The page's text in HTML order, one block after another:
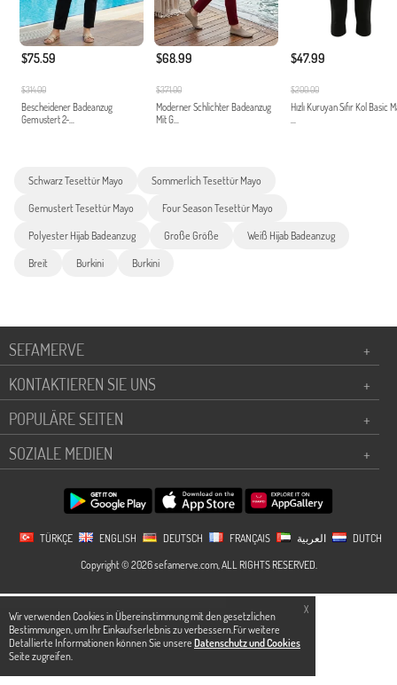
X
Wir verwenden Cookies in Übereinstimmung mit den gesetzlichen
Bestimmungen, um Ihr Einkaufserlebnis zu verbessern.Für weitere
Detallierte Informationen können Sie unsere Datenschutz und Cookies
Seite zugreifen.
$75.59
$314.00
Bescheidener Badeanzug
Gemustert 2-...
$68.99
$371.00
Moderner Schlichter Badeanzug
Mit G...
$47.99
$200.00
Hızlı Kuruyan Sıfır Kol Basic
...
Schwarz Tesettür Mayo Sommerlich Tesettür Mayo
Gemustert Tesettür Mayo Four Season Tesettür Mayo
Polyester Hijab Badeanzug Große Größe Weiß Hijab Badeanzug
Breit Burkini Burkini
SEFAMERVE
+
KONTAKTIEREN SIE UNS
+
POPULÄRE SEITEN
+
SOZIALE MEDIEN
+
TÜRKÇE ENGLISH DEUTSCH FRANÇAIS
DUTCH
Copyright © 2026 sefamerve.com, ALL RIGHTS RESERVED.